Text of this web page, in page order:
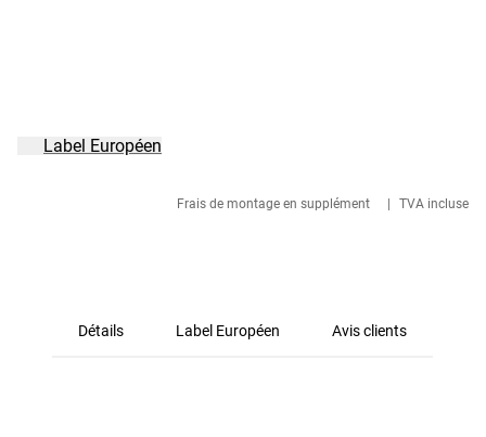
Frais de montage en supplément TVA incluse
Label Européen
Détails Label Européen Avis clients